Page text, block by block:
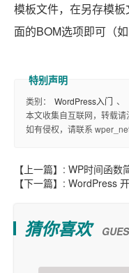
模板文件，在另存模
面的BOM选项即可（如
类别： WordPress入门 、
本文收集自互联网，转载请
如有侵权，请联系
【上一篇】: WP时间函数
【下一篇】: WordPress
猜你喜欢